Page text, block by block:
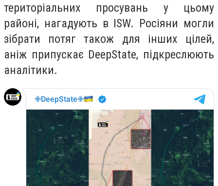
територіальних просувань у цьому
районі, нагадують в ISW. Росіяни могли
зібрати потяг також для інших цілей,
аніж припускає DeepState, підкреслюють
аналітики.